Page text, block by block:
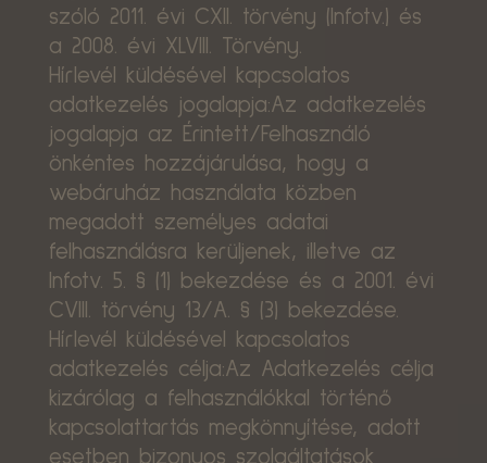
szóló 2011. évi CXII. törvény (Infotv.) és
a 2008. évi XLVIII. Törvény.
Hírlevél küldésével kapcsolatos
adatkezelés jogalapja:Az adatkezelés
jogalapja az Érintett/Felhasználó
önkéntes hozzájárulása, hogy a
webáruház használata közben
megadott személyes adatai
felhasználásra kerüljenek, illetve az
Infotv. 5. § (1) bekezdése és a 2001. évi
CVIII. törvény 13/A. § (3) bekezdése.
Hírlevél küldésével kapcsolatos
adatkezelés célja:Az Adatkezelés célja
kizárólag a felhasználókkal történő
kapcsolattartás megkönnyítése, adott
esetben bizonyos szolgáltatások